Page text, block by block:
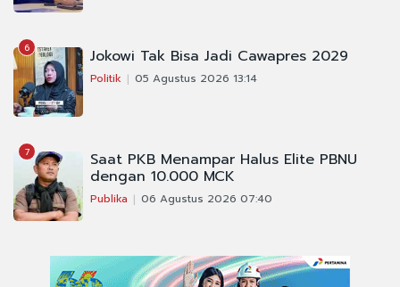
6 Jokowi Tak Bisa Jadi Cawapres 2029
Politik 05 Agustus 2026 13:14
7 Saat PKB Menampar Halus Elite PBNU
dengan 10.000 MCK
Publika 06 Agustus 2026 07:40